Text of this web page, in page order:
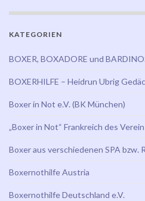
KATEGORIEN
BOXER, BOXADORE und
BOXERHILFE – Heidrun Ubrig
Boxer in Not e.V. (BK München)
„Boxer in Not“ Frankreich des
Boxer aus verschiedenen SPA bzw.
Boxernothilfe Austria
Boxernothilfe Deutschland e.V.